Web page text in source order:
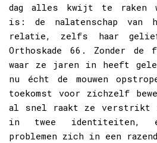
dag alles kwijt te raken
is: de nalatenschap van
relatie, zelfs haar
Orthoskade 66. Zonder de
waar ze jaren in heeft
nu écht de mouwen
toekomst voor zichzelf
al snel raakt ze verstrikt in
in twee identiteiten,
problemen zich in een